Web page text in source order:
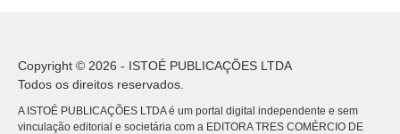
Copyright © 2026 - ISTOÉ PUBLICAÇÕES LTDA
Todos os direitos reservados.
A ISTOÉ PUBLICAÇÕES LTDA é um portal digital independente e sem
vinculação editorial e societária com a EDITORA TRES COMÉRCIO DE